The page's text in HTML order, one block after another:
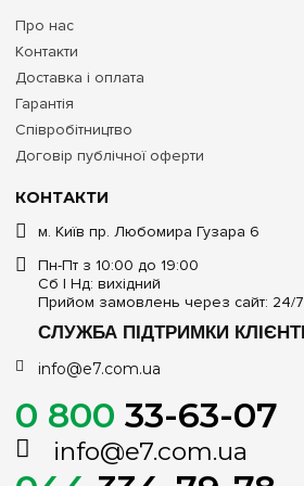
укладання дротів всередині боксу та
майбутньому безболісно додати
будинку або додаткові вимикачі.
Інвестуйте в безкомпромісну
безпеку вашого будинку! Замовляйте
щити ETI серії ECM на 54 модулі
постачаємо сертифіковану продукцію з
автоматику та оперативно
Харків, Дніпро, Одесу, Львів та всі інші
України.
КОНТАКТИ
м. Київ пр. Любомира Гузара 6
Пн-Пт з 10:00 до 19:00
Сб | Нд: вихідний
Прийом замовлень через сайт: 24/7
СЛУЖБА ПІДТРИМКИ
info@e7.com.ua
0 800 33-63-07
info@e7.com.ua
Про нас
Контакти
Доставка і оплата
Гарантія
Співробітництво
Договір публічної оферти